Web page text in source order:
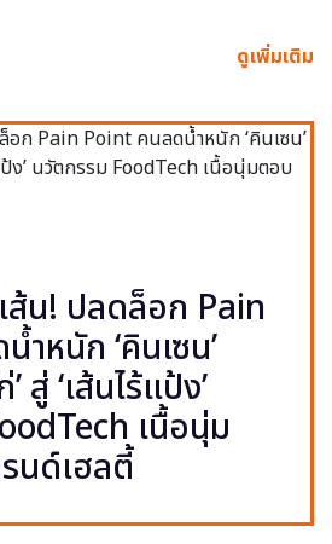
ดูเพิ่มเติม
น! ปลดล็อก Pain
หนัก ‘คินเซน’
สู่ ‘เส้นไร้แป้ง’
เนื้อนุ่ม
นด์เฮลตี้